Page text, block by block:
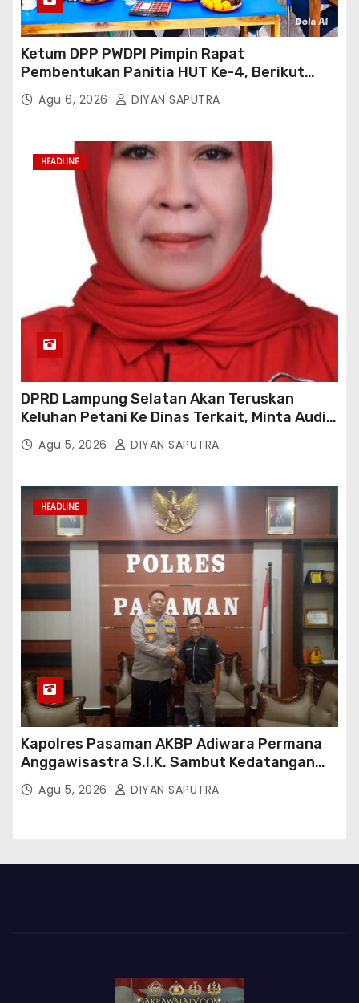
Ketum DPP PWDPI Pimpin Rapat
Pembentukan Panitia HUT Ke-4, Berikut
Susunan Dan Rangkaian Kegiatannya
Agu 6, 2026 DIYAN SAPUTRA
HEADLINE
DPRD Lampung Selatan Akan Teruskan
Keluhan Petani Ke Dinas Terkait, Minta Audit
Penyaluran Pupuk Bersubsidi Di Desa Budi
Lestari
Agu 5, 2026 DIYAN SAPUTRA
HEADLINE
Kapolres Pasaman AKBP Adiwara Permana
Anggawisastra S.I.K. Sambut Kedatangan
Kepala Cakrawala Tv Sumatera Barat
Agu 5, 2026 DIYAN SAPUTRA